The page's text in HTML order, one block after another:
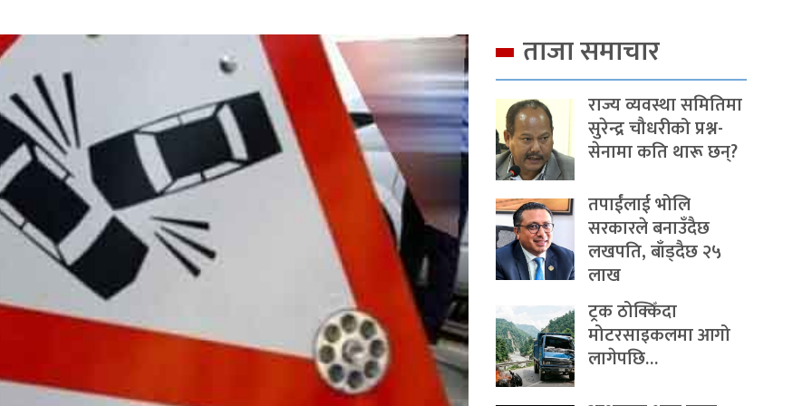
ताजा समाचार
राज्य व्यवस्था समितिमा
सुरेन्द्र चौधरीको प्रश्न-
सेनामा कति थारू छन्?
तपाईंलाई भोलि
सरकारले बनाउँदैछ
लखपति, बाँड्दैछ २५
लाख
ट्रक ठोक्किँदा
मोटरसाइकलमा आगो
लागेपछि…